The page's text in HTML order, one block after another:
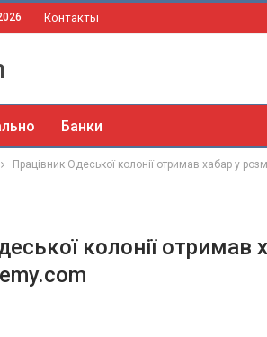
Контакты
Банки
Працівник Одеської колонії отримав хабар у
колонії отримав